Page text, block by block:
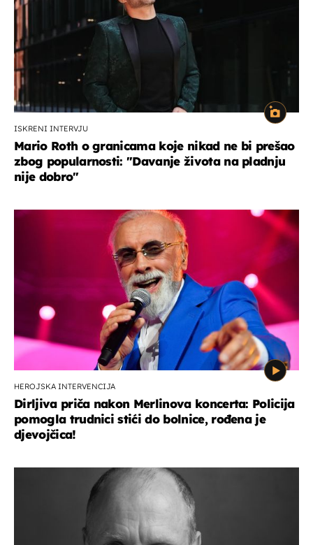
ISKRENI INTERVJU
Mario Roth o granicama koje nikad ne bi prešao
zbog popularnosti: "Davanje života na pladnju
nije dobro"
HEROJSKA INTERVENCIJA
Dirljiva priča nakon Merlinova koncerta: Policija
pomogla trudnici stići do bolnice, rođena je
djevojčica!